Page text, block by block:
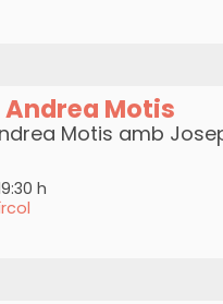
Motis
Motis amb
h